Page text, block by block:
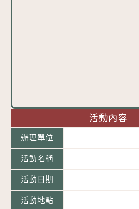
活動內容
辦理單位
活動名稱
活動日期
活動地點